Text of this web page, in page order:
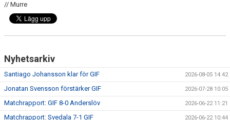
// Murre
Nyhetsarkiv
Santiago Johansson klar för GIF 2026-08-05 14:42
Jonatan Svensson förstärker GIF 2026-07-28 10:05
Matchrapport: GIF 8-0 Anderslöv 2026-06-22 11:21
Matchrapport: Svedala 7-1 GIF 2026-06-22 10:44